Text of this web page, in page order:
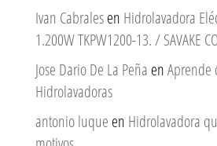
Ivan Cabralesen Hidrolavadora
1.200W TKPW1200-13. / SAVAKE
Jose Dario De La Peña enAprende
Hidrolavadoras
antonio luque en Hidrolavadora